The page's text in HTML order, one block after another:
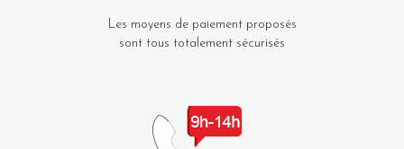
Les moyens de paiement proposés
sont tous totalement sécurisés